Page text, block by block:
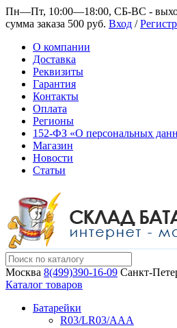
Пн—Пт, 10:00—18:00, СБ-ВС -
сумма заказа 500 руб. Вход /
О компании
Доставка
Реквизиты
Гарантия
Контакты
Оплата
Регионы
152-ФЗ «О персональных
Магазин
Новости
Статьи
Москва 8(499)390-16-09 Санкт-
Каталог товаров
Батарейки
R03/LR03/AAA